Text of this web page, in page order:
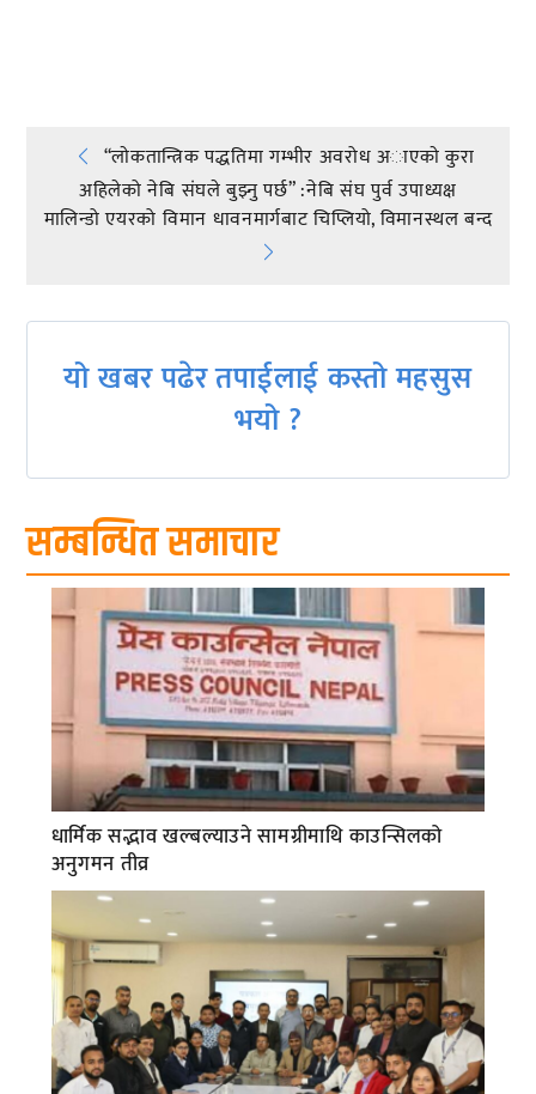
Post
navigation
“लाेकतान्त्रिक पद्धतिमा गम्भीर अवरोध अाएकाे कुरा
अहिलेको नेबि संघले बुझ्नु पर्छ” :नेबि संघ पुर्व उपाध्यक्ष
मालिन्डो एयरको विमान धावनमार्गबाट चिप्लियो, विमानस्थल बन्द
यो खबर पढेर तपाईलाई कस्तो महसुस
भयो ?
सम्बन्धित समाचार
धार्मिक सद्भाव खल्बल्याउने सामग्रीमाथि काउन्सिलको
अनुगमन तीव्र